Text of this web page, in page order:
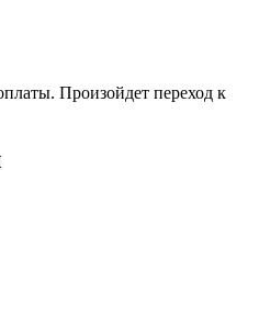
Произойдет переход к